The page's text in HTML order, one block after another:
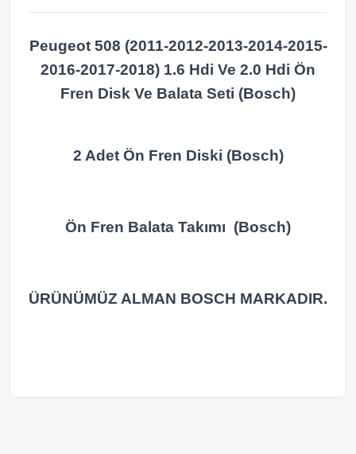
Peugeot 508 (2011-2012-2013-2014-2015-
2016-2017-2018) 1.6 Hdi Ve 2.0 Hdi Ön
Fren Disk Ve Balata Seti (Bosch)
2 Adet Ön Fren Diski (Bosch)
Ön Fren Balata Takımı (Bosch)
ÜRÜNÜMÜZ ALMAN BOSCH MARKADIR.